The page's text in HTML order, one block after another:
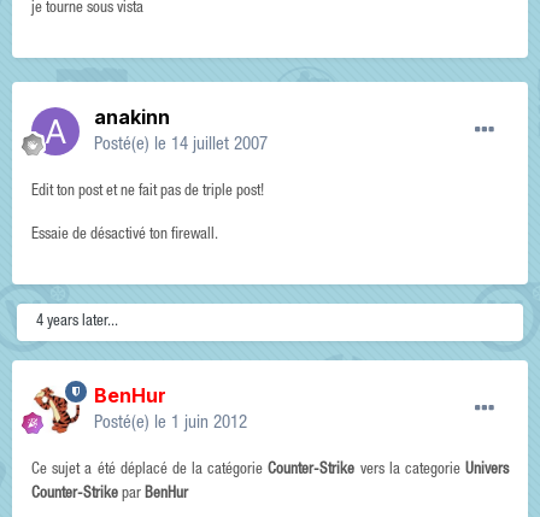
je tourne sous vista
anakinn
Posté(e) le 14 juillet 2007
Edit ton post et ne fait pas de triple post!
Essaie de désactivé ton firewall.
4 years later...
BenHur
Posté(e) le 1 juin 2012
Ce sujet a été déplacé de la catégorieCounter-Strike vers la categorieUnivers
Counter-Strike par BenHur